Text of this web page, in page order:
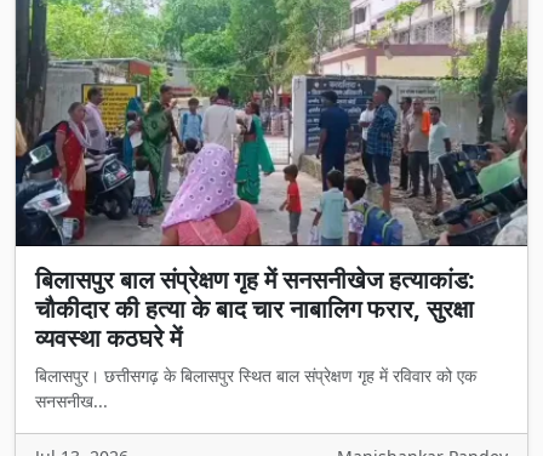
बिलासपुर बाल संप्रेक्षण गृह में सनसनीखेज हत्याकांड:
चौकीदार की हत्या के बाद चार नाबालिग फरार, सुरक्षा
व्यवस्था कठघरे में
बिलासपुर। छत्तीसगढ़ के बिलासपुर स्थित बाल संप्रेक्षण गृह में रविवार को एक
सनसनीख...